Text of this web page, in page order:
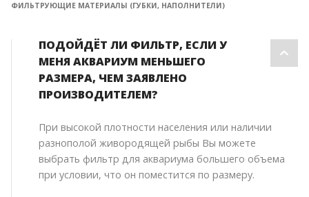
ФИЛЬТРУЮЩИЕ МАТЕРИАЛЫ (ГУБКИ, НАПОЛНИТЕЛИ)
ПОДОЙДЁТ ЛИ ФИЛЬТР, ЕСЛИ У
МЕНЯ АКВАРИУМ МЕНЬШЕГО
РАЗМЕРА, ЧЕМ ЗАЯВЛЕНО
ПРОИЗВОДИТЕЛЕМ?
При высокой плотности населения или наличии
разнополой живородящей рыбы Вы можете
выбрать фильтр для аквариума большего объема
при условии, что он поместится по размеру.